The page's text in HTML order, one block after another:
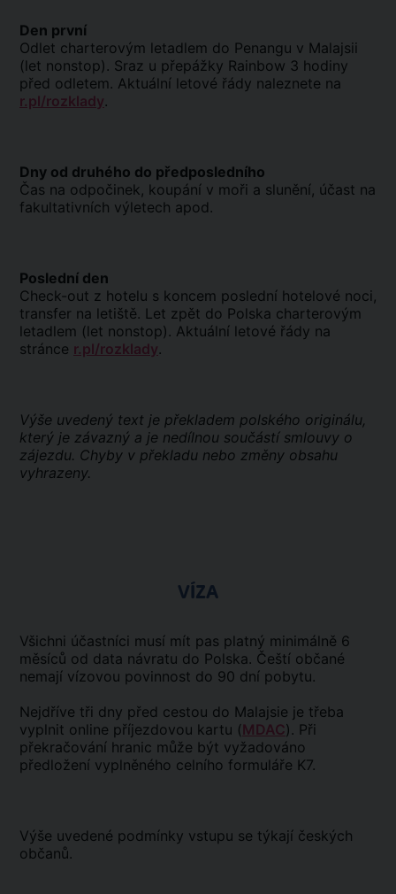
Den první
Odlet charterovým letadlem do Penangu v Malajsii
(let nonstop). Sraz u přepážky Rainbow 3 hodiny
před odletem. Aktuální letové řády naleznete na
r.pl/rozklady.
Dny od druhého do předposledního
Čas na odpočinek, koupání v moři a slunění, účast na
fakultativních výletech apod.
Poslední den
Check-out z hotelu s koncem poslední hotelové noci,
transfer na letiště. Let zpět do Polska charterovým
letadlem (let nonstop). Aktuální letové řády na
stránce r.pl/rozklady.
Výše uvedený text je překladem polského originálu,
který je závazný a je nedílnou součástí smlouvy o
zájezdu. Chyby v překladu nebo změny obsahu
vyhrazeny.
VÍZA
Všichni účastníci musí mít pas platný minimálně 6
měsíců od data návratu do Polska. Čeští občané
nemají vízovou povinnost do 90 dní pobytu.
Nejdříve tři dny před cestou do Malajsie je třeba
vyplnit online příjezdovou kartu (MDAC). Při
překračování hranic může být vyžadováno
předložení vyplněného celního formuláře K7.
Výše uvedené podmínky vstupu se týkají českých
občanů.